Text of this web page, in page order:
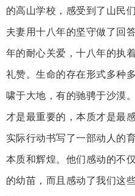
的高山学校，感受到了山民
夫妻用十八年的坚守做了回
年的耐心关爱，十八年的执
礼赞。生命的存在形式多种
啸于大地，有的驰骋于沙漠
才是最重要的，本质才是最
实际行动书写了一部动人的
本质和辉煌。他们感动的不
的幼苗，而且感动了我们这